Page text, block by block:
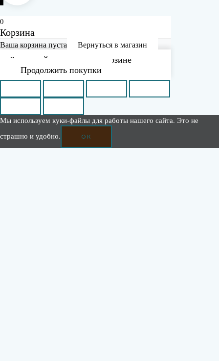
0
Корзина
Ваша корзина пуста Вернуться в магазин
Рассчитайте доставку в корзине
Продолжить покупки
Мы используем куки-файлы для работы нашего сайта. Это не
страшно и удобно.
ОК